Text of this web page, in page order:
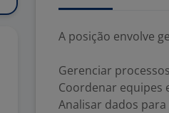
A posição envolve
Gerenciar
Coordenar equipes
Analisar dados